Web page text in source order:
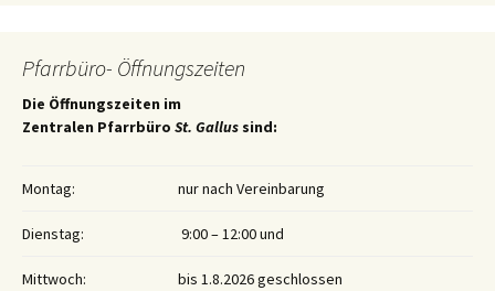
Pfarrbüro- Öffnungszeiten
Die Öffnungszeiten im
Zentralen Pfarrbüro St. Gallus sind:
Montag: nur nach Vereinbarung
Dienstag: 9:00 – 12:00 und
Mittwoch: bis 1.8.2026 geschlossen